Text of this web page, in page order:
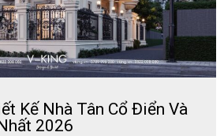
Kế Nhà Tân Cổ Điển Và
2026